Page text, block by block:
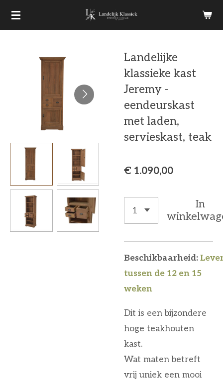
Ga
direct
hoofdinhoud
Landelijke
klassieke kast
Jeremy -
eendeurskast
met laden,
servieskast, teak
€ 1.090,00
In
Beschikbaarheid:
tussen de 12 en 15
weken
Dit is een bijzondere
hoge teakhouten
kast.
Wat maten betreft
vrij uniek een mooi